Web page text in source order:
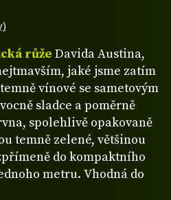
růže Davida Austina,
jaké jsme zatím
vínové se sametovým
sladce a poměrně
spolehlivě opakovaně
temně zelené, většinou
do kompaktního
metru. Vhodná do